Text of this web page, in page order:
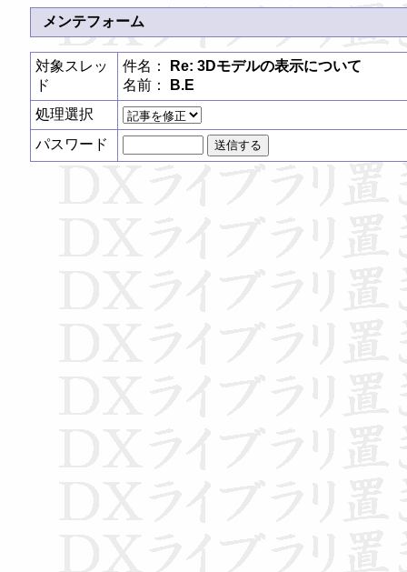
メンテフォーム
対象スレッ
ド
件名：
Re: 3Dモデルの表示について
名前：
B.E
処理選択
パスワード